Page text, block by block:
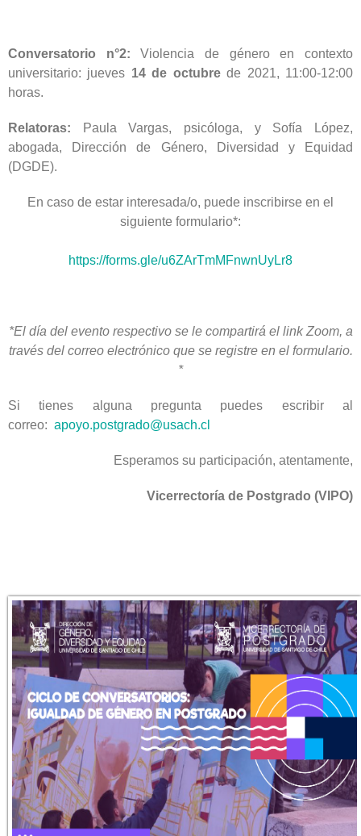
Conversatorio n°2:Violencia de género en contexto
universitario: jueves 14 de octubrede 2021, 11:00-12:00
horas.
Relatoras:
Paula Vargas, psicóloga, y Sofía López,
abogada, Dirección de Género, Diversidad y Equidad
(DGDE).
En caso de estar interesada/o, puede inscribirse en el
siguiente formulario*:
https://forms.gle/u6ZArTmMFnwnUyLr8
*El día del evento respectivo se le compartirá el link Zoom, a
través del correo electrónico que se registre en el formulario.
*
Si tienes alguna pregunta puedes escribir al
correo: apoyo.postgrado@usach.cl
Esperamos su participación, atentamente,
Vicerrectoría de Postgrado (VIPO)
ccig-02_1.jpg